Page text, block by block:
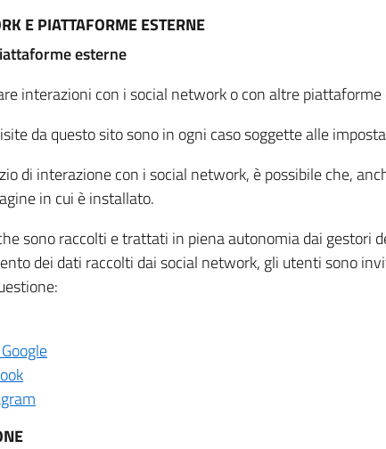
E PIATTAFORME ESTERNE
esterne
interazioni con i social network o con altre
da questo sito sono in ogni caso soggette alle
di interazione con i social network, è possibile che,
in cui è installato.
sono raccolti e trattati in piena autonomia dai
dei dati raccolti dai social network, gli utenti sono